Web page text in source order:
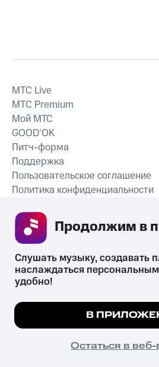
СКАЧАТЬ
MTС Live
MTС Premium
Мой МТС
GOOD’OK
Питч-форма
Поддержка
Пользовательское соглашение
Политика конфиденциальности
психотропных веществ, их аналогов
их незаконный оборот запрещён и
законодательством ответственность.
© 2026 ООО «КИОН».
Все права защищены
Мы используем куки, чтобы на
Подробнее
ПОНЯТНО
Слушать музыку, создавать
наслаждаться
удобно!
В
Остаться в